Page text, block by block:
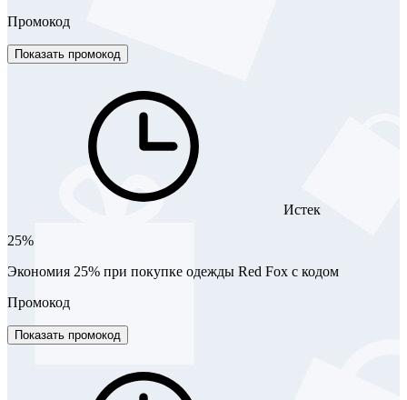
Промокод
Показать промокод
Истек
25%
Экономия 25% при покупке одежды Red Fox с кодом
Промокод
Показать промокод